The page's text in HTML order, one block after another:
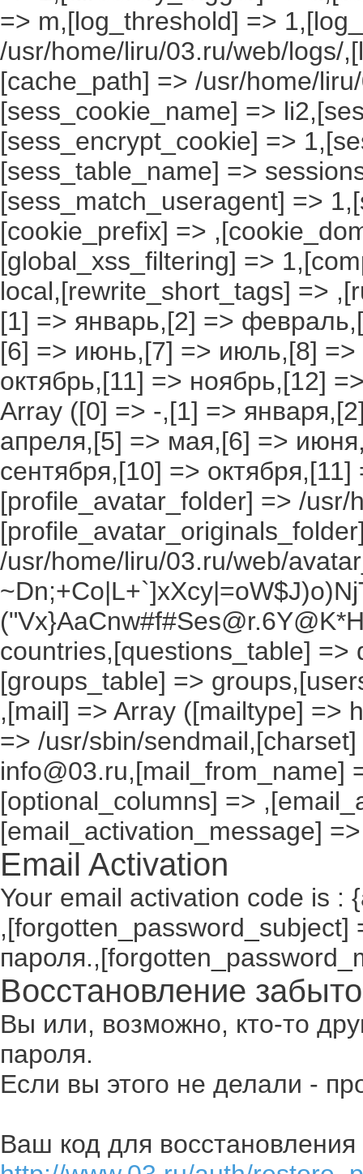
=> m,[log_threshold] =>
/usr/home/liru/03.ru/web/logs/
[cache_path] => /usr/home/
[sess_cookie_name] =>
[sess_encrypt_cookie] =>
[sess_table_name] =>
[sess_match_useragent] =>
[cookie_prefix] =>
[global_xss_filtering] =>
local,[rewrite_short_tags] =>
[1] => январь,[2] =>
[6] => июнь,[7] => июль,[8] =>
октябрь,[11] => ноябрь,[12]
Array ([0] => -,[1] =>
апреля,[5] => мая,[6] =>
сентября,[10] =>
[profile_avatar_folder] => /
/usr/home/liru/03.ru/web/
countries,[questions_table]
[groups_table] =>
,[mail] => Array ([mailtype] =>
=> /usr/sbin/
info@03.ru,[mail_from_name]
[optional_columns] =>
[email_activation_message] =>
Email Activation
Your email activation code is :
,[forgotten_password_subject]
Восстановление
Вы или, возможно, кто-то
пароля.
Если вы этого не делали -
Ваш код для восстановления